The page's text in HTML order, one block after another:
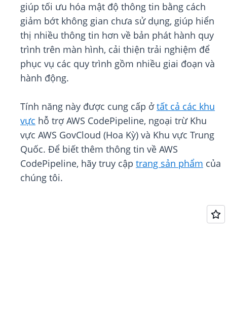
giúp tối ưu hóa mật độ thông tin bằng cách
giảm bớt không gian chưa sử dụng, giúp hiển
thị nhiều thông tin hơn về bản phát hành quy
trình trên màn hình, cải thiện trải nghiệm để
phục vụ các quy trình gồm nhiều giai đoạn và
hành động.
Tính năng này được cung cấp ởtất cả các khu
vực hỗ trợ AWS CodePipeline, ngoại trừ Khu
vực AWS GovCloud (Hoa Kỳ) và Khu vực Trung
Quốc. Để biết thêm thông tin về AWS
CodePipeline, hãy truy cập trang sản phẩm của
chúng tôi.